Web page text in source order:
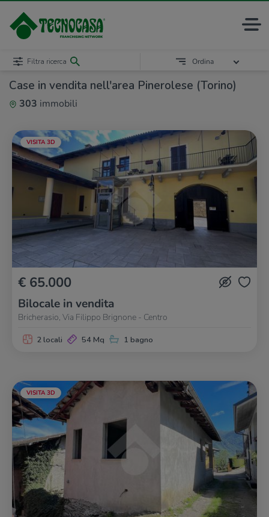
Case in vendita nell'area Pinerolese (Torino)
303 immobili
Filtra ricerca Ordina
VISITA 3D
€ 65.000
Bilocale in vendita
Bricherasio, Via Filippo Brignone - Centro
2 locali 54 Mq 1 bagno
VISITA 3D